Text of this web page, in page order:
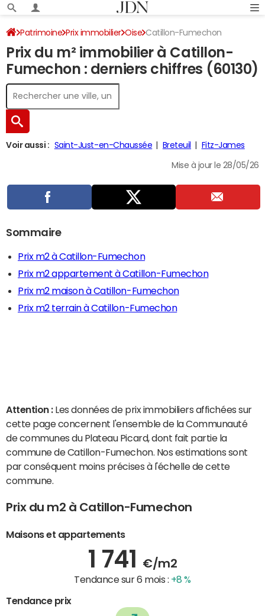
Patrimoine Prix immobilier Oise Catillon-Fumechon
Prix du m² immobilier à Catillon-
Fumechon : derniers chiffres (60130)
Voir aussi : Saint-Just-en-Chaussée Breteuil Fitz-James
Mise à jour le 28/05/26
Sommaire
Prix m2 à Catillon-Fumechon
Prix m2 appartement à Catillon-Fumechon
Prix m2 maison à Catillon-Fumechon
Prix m2 terrain à Catillon-Fumechon
Attention : Les données de prix immobiliers affichées sur
cette page concernent l'ensemble de la Communauté
de communes du Plateau Picard, dont fait partie la
commune de Catillon-Fumechon. Nos estimations sont
par conséquent moins précises à l'échelle de cette
commune.
Prix du m2 à Catillon-Fumechon
Maisons et appartements
1 741 €/m2
Tendance sur 6 mois : +8 %
Tendance prix